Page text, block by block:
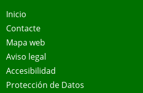
Inicio
Contacte
Mapa web
Aviso legal
Accesibilidad
Protección de Datos